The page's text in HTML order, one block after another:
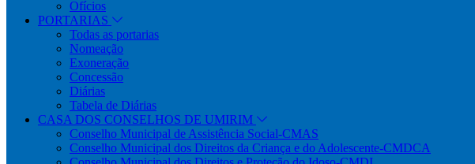
Ofícios
PORTARIAS
Todas as portarias
Nomeação
Exoneração
Concessão
Diárias
Tabela de Diárias
CASA DOS CONSELHOS DE UMIRIM
Conselho Municipal de Assistência Social-CMAS
Conselho Municipal dos Direitos da Criança e do Adolescente-CMDCA